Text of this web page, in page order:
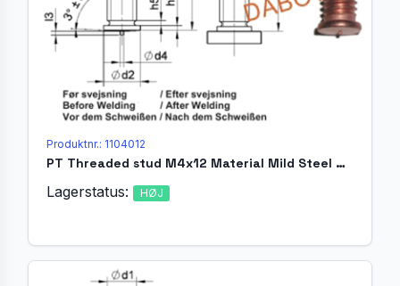
Produktnr.: 1104012
PT Threaded stud M4x12 Material Mild Steel 4.8 acc. EN ISO 13918
Lagerstatus: HØJ